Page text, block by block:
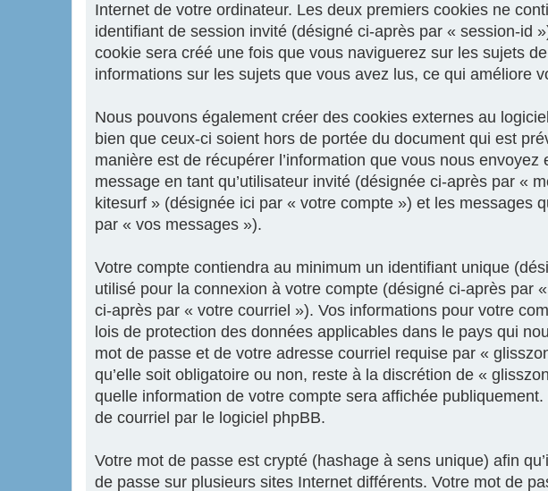
Internet de votre ordinateur. Les deux premiers cookies ne
identifiant de session invité (désigné ci-après par « session-id
cookie sera créé une fois que vous naviguerez sur les sujets
informations sur les sujets que vous avez lus, ce qui améliore
Nous pouvons également créer des cookies externes au
bien que ceux-ci soient hors de portée du document qui est
manière est de récupérer l’information que vous nous
message en tant qu’utilisateur invité (désignée ci-après par «
kitesurf » (désignée ici par « votre compte ») et les messages
par « vos messages »).
Votre compte contiendra au minimum un identifiant unique
utilisé pour la connexion à votre compte (désigné ci-après par
ci-après par « votre courriel »). Vos informations pour votre
lois de protection des données applicables dans le pays qui
mot de passe et de votre adresse courriel requise par «
qu’elle soit obligatoire ou non, reste à la discrétion de «
quelle information de votre compte sera affichée
de courriel par le logiciel phpBB.
Votre mot de passe est crypté (hashage à sens unique) afin
de passe sur plusieurs sites Internet différents. Votre mot de